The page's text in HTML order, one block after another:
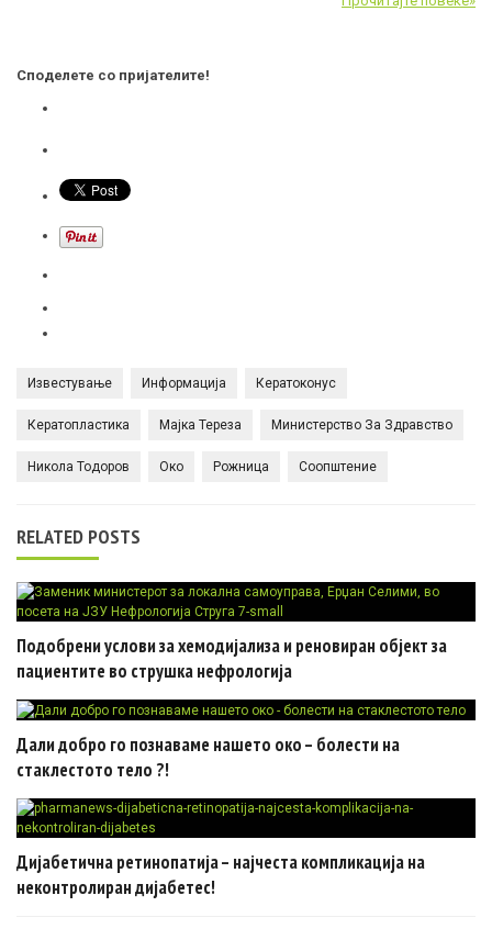
Споделете со пријателите!
Известување Информација Кератоконус
Кератопластика Мајка Тереза Министерство За Здравство
Никола Тодоров Око Рожница Соопштение
RELATED POSTS
Подобрени услови за хемодијализа и реновиран објект за
пациентите во струшка нефрологија
Дали добро го познаваме нашето око – болести на
стаклестото тело ?!
Дијабетична ретинопатија – најчеста компликација на
неконтролиран дијабетес!